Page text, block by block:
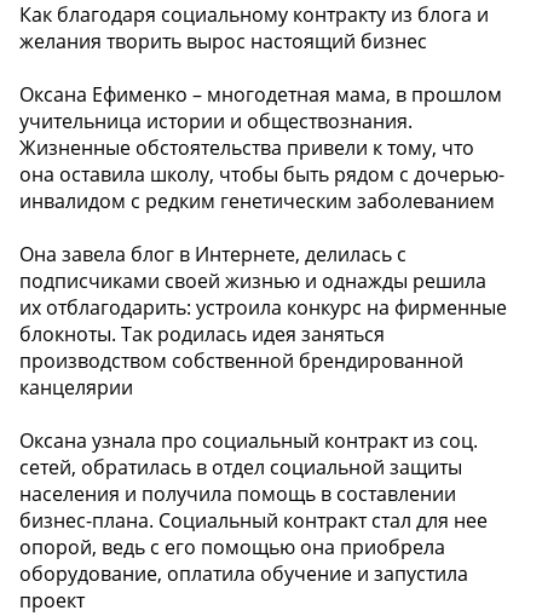
Как благодаря социальному контракту из блога и
желания творить вырос настоящий бизнес
Оксана Ефименко – многодетная мама, в прошлом
учительница истории и обществознания.
Жизненные обстоятельства привели к тому, что
она оставила школу, чтобы быть рядом с дочерью-
инвалидом с редким генетическим заболеванием
Она завела блог в Интернете, делилась с
подписчиками своей жизнью и однажды решила
их отблагодарить: устроила конкурс на фирменные
блокноты. Так родилась идея заняться
производством собственной брендированной
канцелярии
Оксана узнала про социальный контракт из соц.
сетей, обратилась в отдел социальной защиты
населения и получила помощь в составлении
бизнес-плана. Социальный контракт стал для нее
опорой, ведь с его помощью она приобрела
оборудование, оплатила обучение и запустила
проект